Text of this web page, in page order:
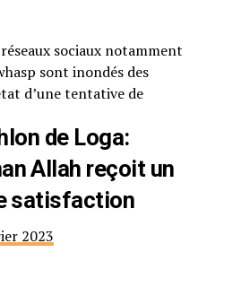
sociaux notamment
sont inondés des
d’une tentative de
de Loga:
Allah reçoit un
satisfaction
2023